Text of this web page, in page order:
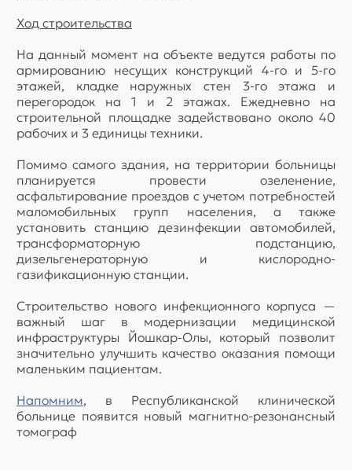
Ход строительства
На данный момент на объекте ведутся работы по
армированию несущих конструкций 4-го и 5-го
этажей, кладке наружных стен 3-го этажа и
перегородок на 1 и 2 этажах. Ежедневно на
строительной площадке задействовано около 40
рабочих и 3 единицы техники.
Помимо самого здания, на территории больницы
планируется провести озеленение,
асфальтирование проездов с учетом потребностей
маломобильных групп населения, а также
установить станцию дезинфекции автомобилей,
трансформаторную подстанцию,
дизельгенераторную и кислородно-
газификационную станции.
Строительство нового инфекционного корпуса —
важный шаг в модернизации медицинской
инфраструктуры Йошкар-Олы, который позволит
значительно улучшить качество оказания помощи
маленьким пациентам.
Напомним, в Республиканской клинической
больнице появится новый магнитно-резонансный
томограф